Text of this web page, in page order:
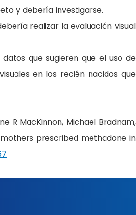
y debería investigarse.
realizar la evaluación visual
que sugieren que el uso de
en los recién nacidos que
R MacKinnon, Michael Bradnam,
prescribed methadone in